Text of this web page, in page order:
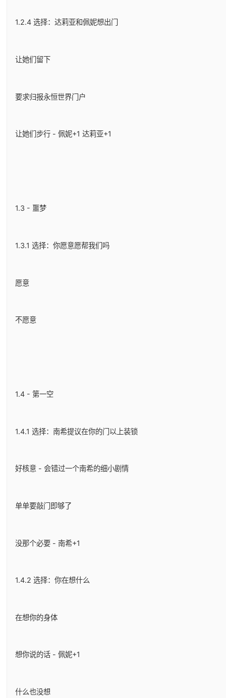
1.2.4 选择：达莉亚和佩妮想出门
让她们留下
要求归报永恒世界门户
让她们步行 - 佩妮+1 达莉亚+1
1.3 - 噩梦
1.3.1 选择：你愿意愿帮我们吗
愿意
不愿意
1.4 - 第一空
1.4.1 选择：南希提议在你的门以上装锁
好核意 - 会错过一个南希的细小剧情
单单要敲门即够了
没那个必要 - 南希+1
1.4.2 选择：你在想什么
在想你的身体
想你说的话 - 佩妮+1
什么也没想